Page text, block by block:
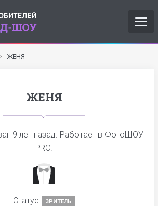
ЖЕНЯ
ЖЕНЯ
9 лет назад. Работает в ФотоШОУ
PRO.
Статус: ЗРИТЕЛЬ